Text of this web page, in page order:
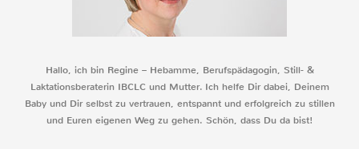
Hallo, ich bin Regine – Hebamme, Berufspädagogin, Still- &
Laktationsberaterin IBCLC und Mutter. Ich helfe Dir dabei, Deinem
Baby und Dir selbst zu vertrauen, entspannt und erfolgreich zu stillen
und Euren eigenen Weg zu gehen. Schön, dass Du da bist!